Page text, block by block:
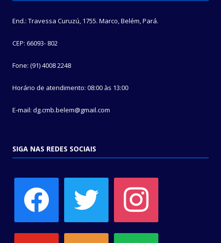
End.: Travessa Curuzú, 1755. Marco, Belém, Pará.
CEP: 66093- 802
Fone: (91) 4008 2248
Horário de atendimento: 08:00 às 13:00
E-mail: dg.cmb.belem@gmail.com
SIGA NAS REDES SOCIAIS